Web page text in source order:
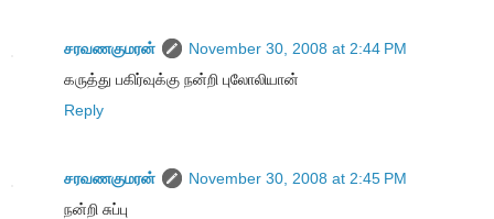
சரவணகுமரன்
November 30, 2008 at 2:44 PM
கருத்து பகிர்வுக்கு நன்றி புலோலியான்
Reply
சரவணகுமரன்
November 30, 2008 at 2:45 PM
நன்றி சுப்பு